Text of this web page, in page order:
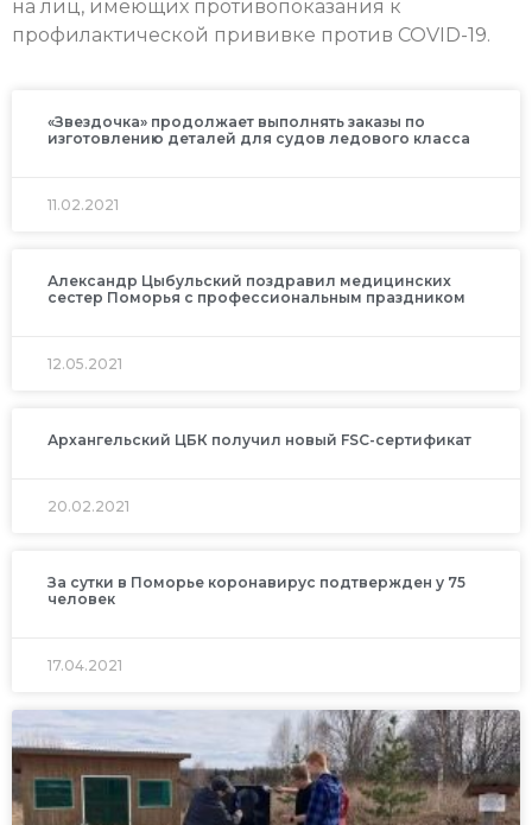
на лиц, имеющих противопоказания к
профилактической прививке против COVID-19.
«Звездочка» продолжает выполнять заказы по
изготовлению деталей для судов ледового класса
11.02.2021
Александр Цыбульский поздравил медицинских
сестер Поморья с профессиональным праздником
12.05.2021
Архангельский ЦБК получил новый FSC-сертификат
20.02.2021
За сутки в Поморье коронавирус подтвержден у 75
человек
17.04.2021